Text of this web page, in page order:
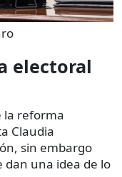
electoral
la reforma
Claudia
sin embargo
dan una idea de lo